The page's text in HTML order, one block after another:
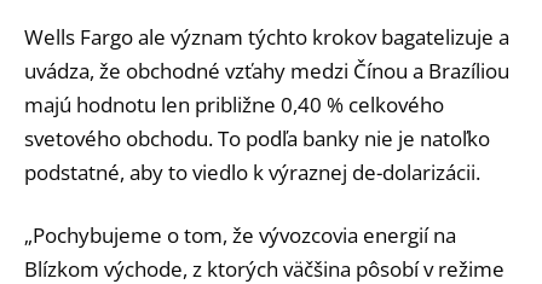
Wells Fargo ale význam týchto krokov bagatelizuje a
uvádza, že obchodné vzťahy medzi Čínou a Brazíliou
majú hodnotu len približne 0,40 % celkového
svetového obchodu. To podľa banky nie je natoľko
podstatné, aby to viedlo k výraznej de-dolarizácii.
„Pochybujeme o tom, že vývozcovia energií na
Blízkom východe, z ktorých väčšina pôsobí v režime